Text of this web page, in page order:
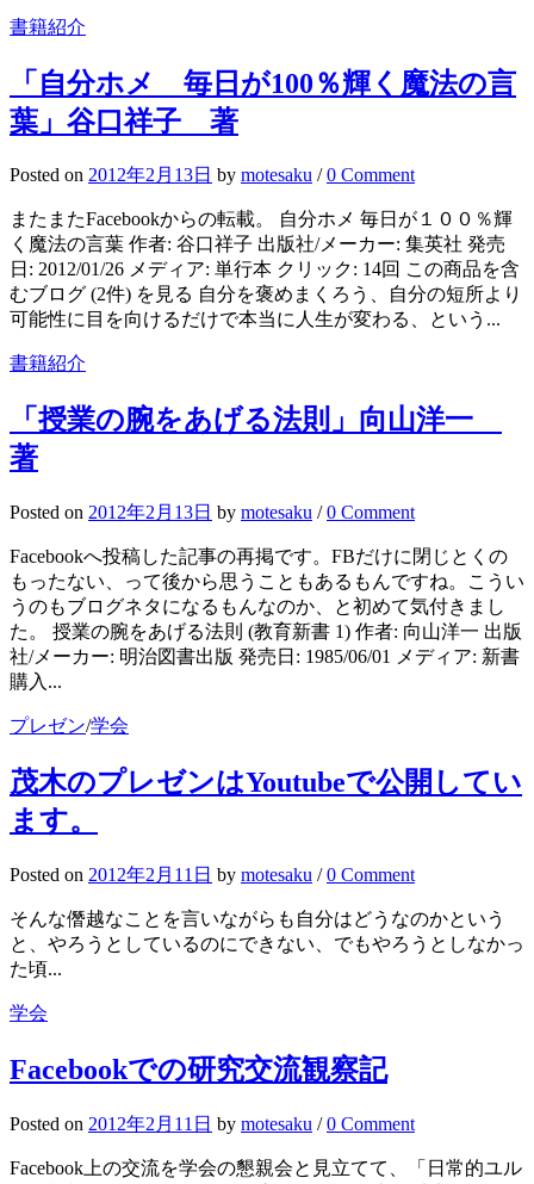
書籍紹介
「自分ホメ 毎日が100％輝く魔法の言
葉」谷口祥子 著
Posted on 2012年2月13日 by motesaku /0 Comment
またまたFacebookからの転載。 自分ホメ 毎日が１００％輝
く魔法の言葉 作者: 谷口祥子 出版社/メーカー: 集英社 発売
日: 2012/01/26 メディア: 単行本 クリック: 14回 この商品を含
むブログ (2件) を見る 自分を褒めまくろう、自分の短所より
可能性に目を向けるだけで本当に人生が変わる、という...
書籍紹介
「授業の腕をあげる法則」向山洋一
著
Posted on 2012年2月13日 by motesaku /0 Comment
Facebookへ投稿した記事の再掲です。FBだけに閉じとくの
もったない、って後から思うこともあるもんですね。こうい
うのもブログネタになるもんなのか、と初めて気付きまし
た。 授業の腕をあげる法則 (教育新書 1) 作者: 向山洋一 出版
社/メーカー: 明治図書出版 発売日: 1985/06/01 メディア: 新書
購入...
プレゼン/学会
茂木のプレゼンはYoutubeで公開してい
ます。
Posted on 2012年2月11日 by motesaku /0 Comment
そんな僭越なことを言いながらも自分はどうなのかという
と、やろうとしているのにできない、でもやろうとしなかっ
た頃...
学会
Facebookでの研究交流観察記
Posted on 2012年2月11日 by motesaku /0 Comment
Facebook上の交流を学会の懇親会と見立てて、「日常的ユル